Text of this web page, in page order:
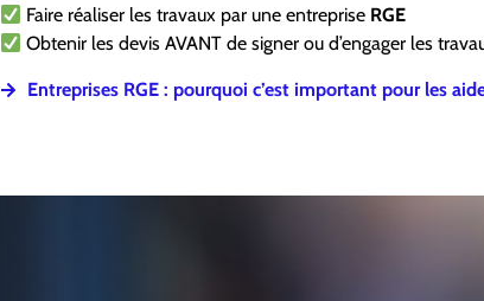
Faire réaliser les travaux par une entreprise RGE
Obtenir les devis AVANT de signer ou d’engager les
Entreprises RGE : pourquoi c’est important pour les